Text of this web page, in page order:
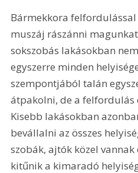
Bármekkora felfordulással
muszáj rászánni
sokszobás lakásokban
egyszerre minden
szempontjából talán
átpakolni, de a
Kisebb lakásokban
bevállalni az összes
szobák, ajtók közel
kitűnik a kimaradó